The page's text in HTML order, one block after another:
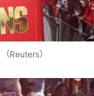
Reuters）